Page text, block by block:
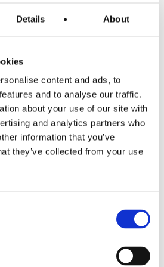
Details About
content and ads, to
and to analyse our traffic.
about your use of our site with
and analytics partners who
information that you’ve
they’ve collected from your use
ont été
bien sûr, nous n'avons
notre studio à la
Buri et de LIDL : De la
en passant
du jingle à la post-
par la production.
vidéo de